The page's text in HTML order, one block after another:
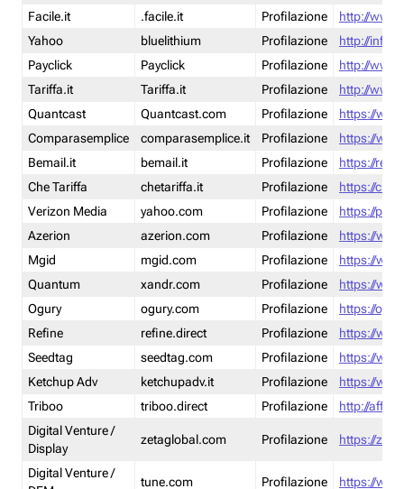
Facile.it
.facile.it Profilazione
http://
Yahoo
bluelithium Profilazione
http://
Payclick
Payclick Profilazione
http://
Tariffa.it
Tariffa.it Profilazione
http://
Quantcast
Quantcast.com Profilazione
https://
Comparasemplice
comparasemplice.it Profilazione
https://
Bemail.it
bemail.it Profilazione
https://
Che Tariffa
chetariffa.it Profilazione
https://
Verizon Media
yahoo.com Profilazione
https://
Azerion
azerion.com Profilazione
https://
Mgid
mgid.com Profilazione
https://
Quantum
xandr.com Profilazione
https://
Ogury
ogury.com Profilazione
https://
Refine
refine.direct Profilazione
https://
Seedtag
seedtag.com Profilazione
https://
Ketchup Adv
ketchupadv.it Profilazione
https://
Triboo
triboo.direct Profilazione
http://
Digital Venture /
Display
zetaglobal.com Profilazione https://
Digital Venture /
tune.com Profilazione https://